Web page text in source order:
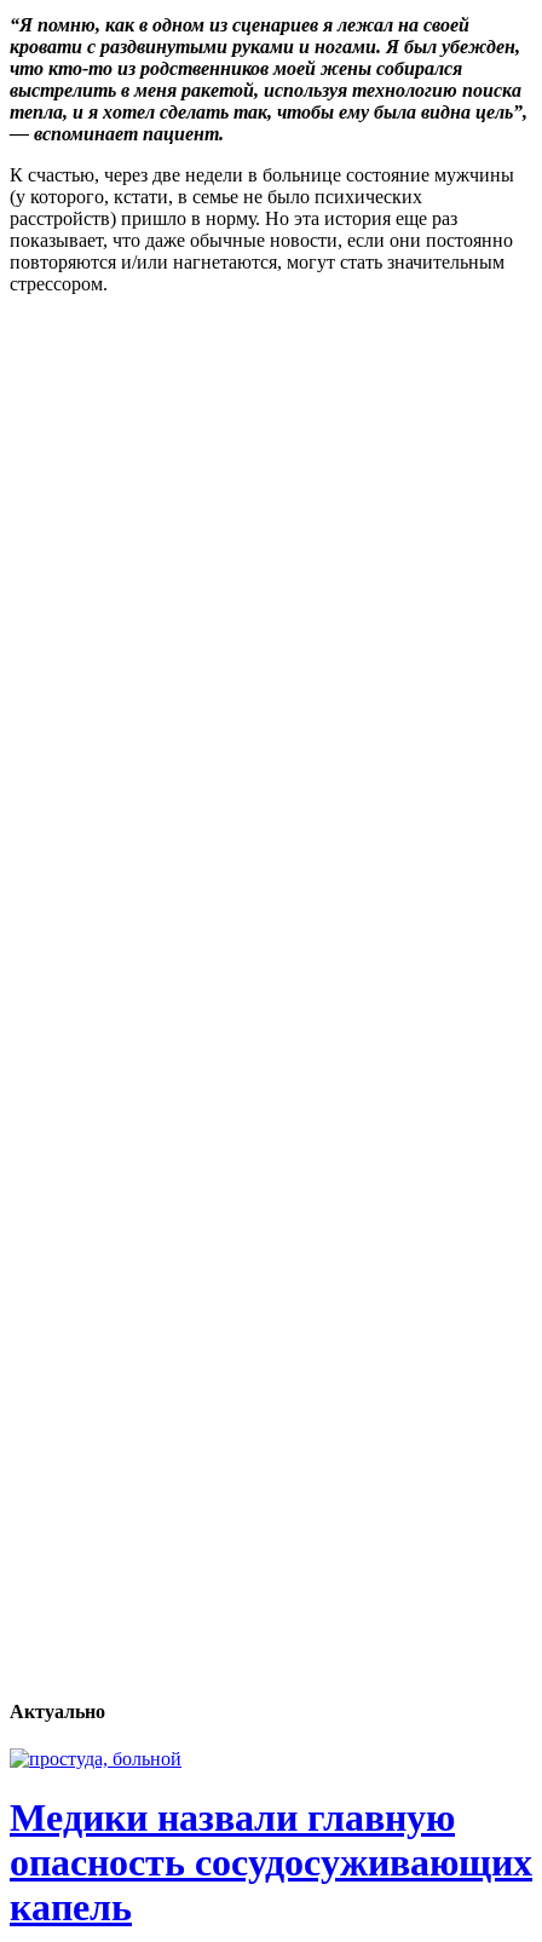
“Я помню, как в одном из сценариев я лежал на своей
кровати с раздвинутыми руками и ногами. Я был убежден,
что кто-то из родственников моей жены собирался
выстрелить в меня ракетой, используя технологию поиска
тепла, и я хотел сделать так, чтобы ему была видна цель”,
— вспоминает пациент.
К счастью, через две недели в больнице состояние мужчины
(у которого, кстати, в семье не было психических
расстройств) пришло в норму. Но эта история еще раз
показывает, что даже обычные новости, если они постоянно
повторяются и/или нагнетаются, могут стать значительным
стрессором.
Актуально
Медики назвали главную
опасность сосудосуживающих
капель